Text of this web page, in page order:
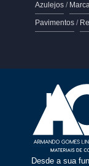
Azulejos /
Pavimentos /
Desde a sua